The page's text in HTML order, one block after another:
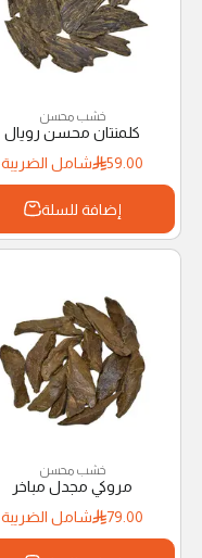
خشب محسن
كلمنتان محسن رويال
59.00
شامل الضريبة
إضافة للسلة
خشب محسن
مروكي مجدل مباخر
79.00
شامل الضريبة